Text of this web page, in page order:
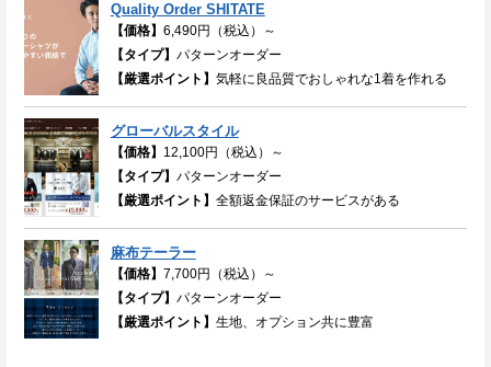
Quality Order SHITATE
【価格】 6,490円（税込）～
【タイプ】 パターンオーダー
【厳選ポイント】 気軽に良品質でおしゃれな1着を作れる
グローバルスタイル
【価格】 12,100円（税込）～
【タイプ】 パターンオーダー
【厳選ポイント】 全額返金保証のサービスがある
麻布テーラー
【価格】 7,700円（税込）～
【タイプ】 パターンオーダー
【厳選ポイント】 生地、オプション共に豊富